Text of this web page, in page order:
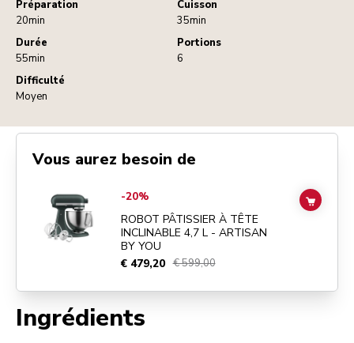
Préparation
20min
Cuisson
35min
Durée
55min
Portions
6
Difficulté
Moyen
Ingrédients
Vous aurez besoin de
Go toROBOT PÂTISSIER À TÊTE INCLINABLE 4,7 L - ARTISAN BY
-20%
ROBOT PÂTISSIER À TÊTE
INCLINABLE 4,7 L - ARTISAN
BY YOU
€ 479,20 € 599,00
ADD